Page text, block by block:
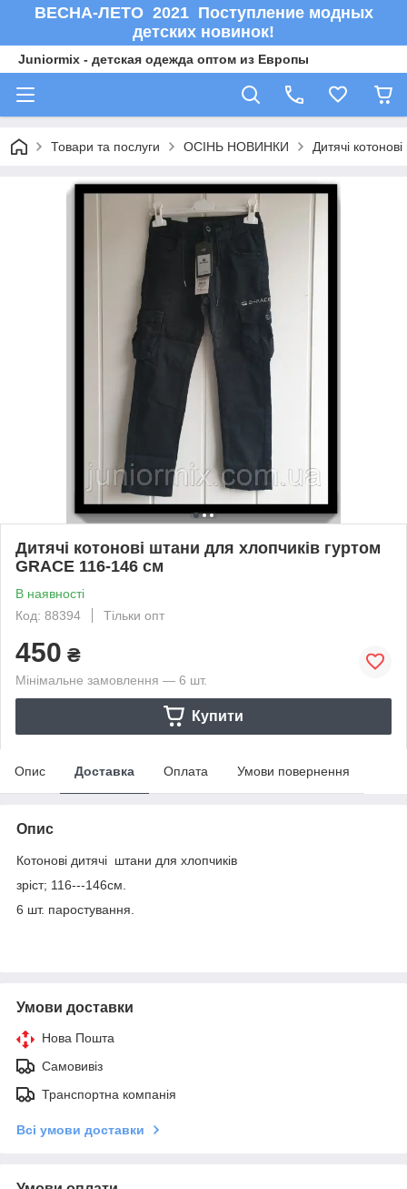
ВЕСНА-ЛЕТО 2021 Поступление модных
детских новинок!
Juniormix - детская одежда оптом из Европы
Товари та послуги ОСIНЬ НОВИНКИ Дитячі
Дитячі котонові штани для хлопчиків гуртом
GRACE 116-146 см
В наявності
Код: 88394
Тільки опт
450 ₴
Мінімальне замовлення — 6 шт.
Купити
Опис Доставка Оплата Умови повернення
Опис
Котонові дитячі штани для хлопчиків
зріст; 116---146см.
6 шт. паростування.
Умови доставки
Нова Пошта
Самовивіз
Транспортна компанія
Всі умови доставки